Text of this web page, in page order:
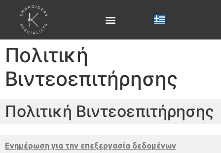
Πολιτική
Βιντεοεπιτήρησης
Πολιτική Βιντεοεπιτήρησης
Ενημέρωση για την επεξεργασία δεδομένων